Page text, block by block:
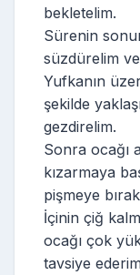
bekletelim.
Sürenin
süzdürelim
Yufkanın
şekilde
gezdirelim.
Sonra ocağı
kızarmaya
pişmeye
İçinin çiğ
ocağı çok
tavsiye